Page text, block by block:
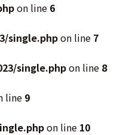
on line 6
single.phpon line 7
single.phpon line 8
line 9
on line 10